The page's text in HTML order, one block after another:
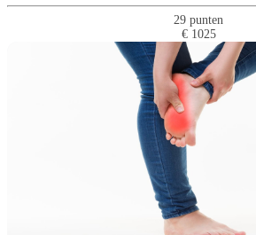
29 punten
€ 1025